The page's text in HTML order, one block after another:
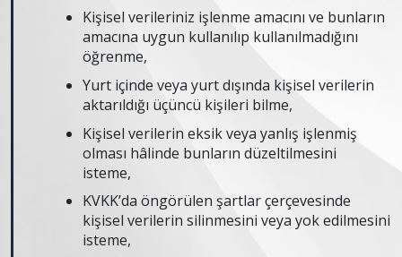
Kişisel verileriniz işlenme amacını ve bunların
amacına uygun kullanılıp kullanılmadığını
öğrenme,
Yurt içinde veya yurt dışında kişisel verilerin
aktarıldığı üçüncü kişileri bilme,
Kişisel verilerin eksik veya yanlış işlenmiş
olması hâlinde bunların düzeltilmesini
isteme,
KVKK’da öngörülen şartlar çerçevesinde
kişisel verilerin silinmesini veya yok edilmesini
isteme,